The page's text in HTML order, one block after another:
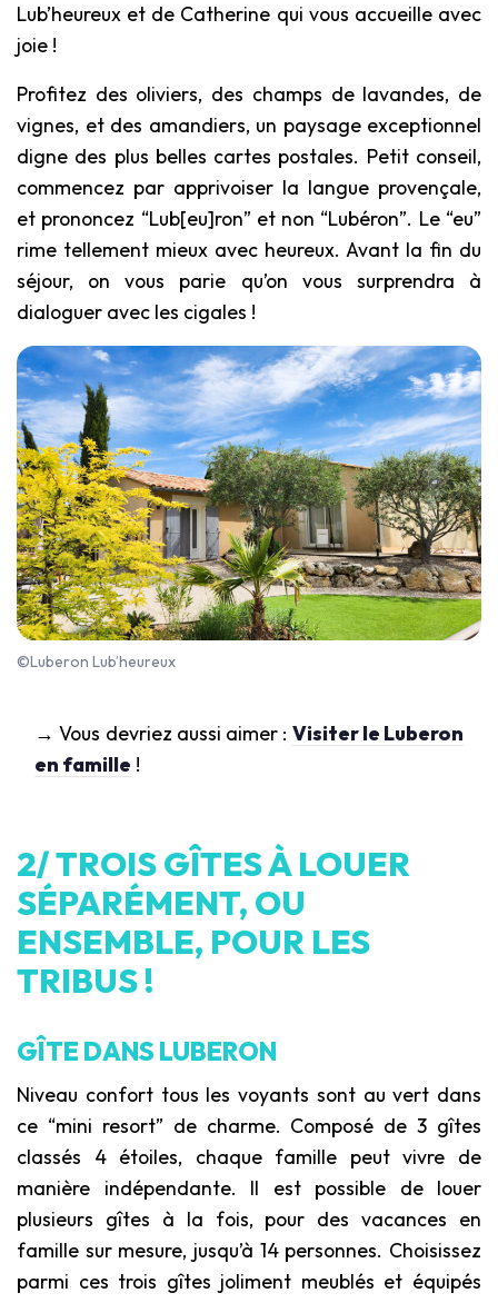
Lub’heureux et de Catherine qui vous accueille avec
joie !
Profitez des oliviers, des champs de lavandes, de
vignes, et des amandiers, un paysage exceptionnel
digne des plus belles cartes postales. Petit conseil,
commencez par apprivoiser la langue provençale,
et prononcez “Lub[eu]ron” et non “Lubéron”. Le “eu”
rime tellement mieux avec heureux. Avant la fin du
séjour, on vous parie qu’on vous surprendra à
dialoguer avec les cigales !
©Luberon Lub’heureux
→ Vous devriez aussi aimer : Visiter le Luberon
en famille !
2/ TROIS GÎTES À LOUER
SÉPARÉMENT, OU
ENSEMBLE, POUR LES
TRIBUS !
GÎTE DANS LUBERON
Niveau confort tous les voyants sont au vert dans
ce “mini resort” de charme. Composé de 3 gîtes
classés 4 étoiles, chaque famille peut vivre de
manière indépendante. Il est possible de louer
plusieurs gîtes à la fois, pour des vacances en
famille sur mesure, jusqu’à 14 personnes. Choisissez
parmi ces trois gîtes joliment meublés et équipés